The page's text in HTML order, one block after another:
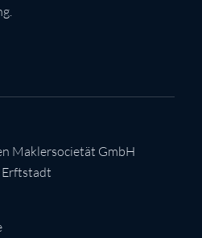
Maklersocietät GmbH
Erftstadt